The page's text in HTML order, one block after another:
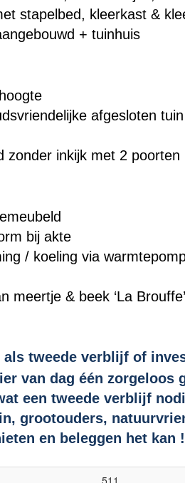
stapelbed, kleerkast &
+ tuinhuis
afgesloten tuin
zonder inkijk met 2 poorten
bij akte
/ koeling via
meertje & beek ‘La
als tweede verblijf of
van dag één zorgeloos
een tweede verblijf
grootouders,
en beleggen het kan
511